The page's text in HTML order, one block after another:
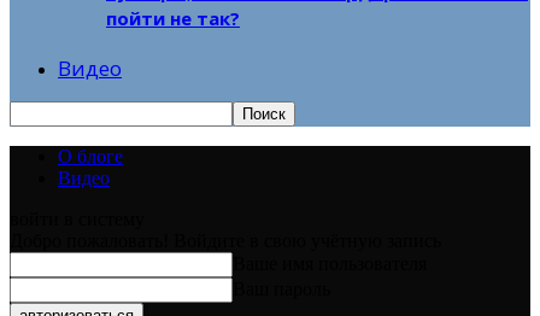
пойти не так?
Видео
О блоге
Видео